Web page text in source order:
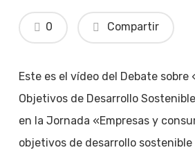
Compartir
0
Este es el vídeo del Debate sobre
Objetivos de Desarrollo
en la Jornada «Empresas y
objetivos de desarrollo sostenible